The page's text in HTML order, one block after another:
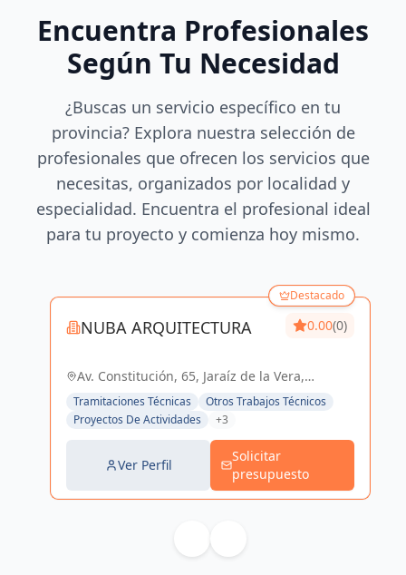
Encuentra Profesionales
Según Tu Necesidad
¿Buscas un servicio específico en tu
provincia? Explora nuestra selección de
profesionales que ofrecen los servicios que
necesitas, organizados por localidad y
especialidad. Encuentra el profesional ideal
para tu proyecto y comienza hoy mismo.
Destacado
NUBA ARQUITECTURA 0.00(0)
Av. Constitución, 65, Jaraíz de la Vera,
España, España
Tramitaciones Técnicas
Otros Trabajos Técnicos
Proyectos De Actividades
+3
Ver Perfil
Solicitar
presupuesto